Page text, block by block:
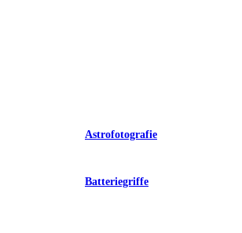
Astrofotografie
Batteriegriffe